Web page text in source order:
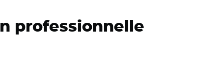
professionnelle